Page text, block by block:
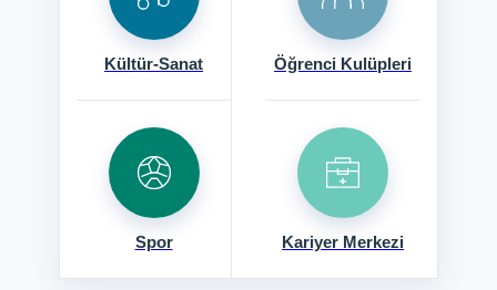
Kültür-Sanat Öğrenci Kulüpleri
Spor Kariyer Merkezi